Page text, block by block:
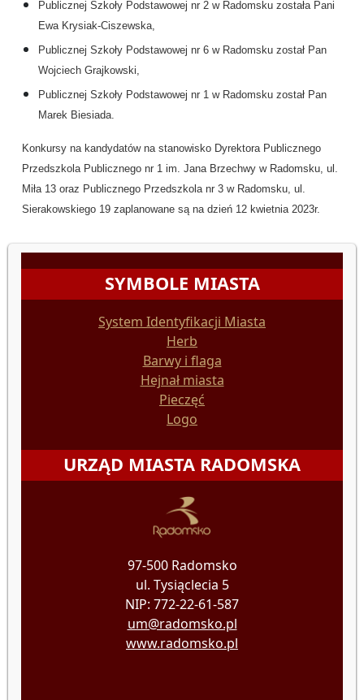
Publicznej Szkoły Podstawowej nr 2 w Radomsku została Pani
Ewa Krysiak-Ciszewska,
Publicznej Szkoły Podstawowej nr 6 w Radomsku został Pan
Wojciech Grajkowski,
Publicznej Szkoły Podstawowej nr 1 w Radomsku został Pan
Marek Biesiada.
Konkursy na kandydatów na stanowisko Dyrektora Publicznego
Przedszkola Publicznego nr 1 im. Jana Brzechwy w Radomsku, ul.
Miła 13 oraz Publicznego Przedszkola nr 3 w Radomsku, ul.
Sierakowskiego 19 zaplanowane są na dzień 12 kwietnia 2023r.
SYMBOLE MIASTA
System Identyfikacji Miasta
Herb
Barwy i flaga
Hejnał miasta
Pieczęć
Logo
URZĄD MIASTA RADOMSKA
97-500 Radomsko
ul. Tysiąclecia 5
NIP: 772-22-61-587
um@radomsko.pl
www.radomsko.pl